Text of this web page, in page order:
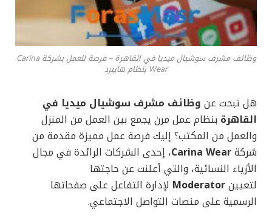
وظائف مشرف سوشيال ميديا في القاهرة – فرصة للعمل بشركة Carina
Wear بنظام هايبرد
هل تبحث عن وظائف مشرف سوشيال ميديا في
القاهرة بنظام عمل مرن يجمع بين العمل من المنزل
والعمل من المكتب؟ إليك فرصة عمل مميزة مقدمة من
شركةCarina Wear، إحدى الشركات الرائدة في مجال
الأزياء النسائية، والتي أعلنت عن حاجتها
لتعيينModerator لإدارة التفاعل على صفحاتها
الرسمية على منصات التواصل الاجتماعي.